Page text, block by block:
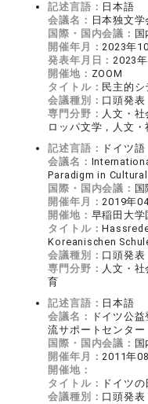
記述言語： 日本語
会議名： 日本独文
国際・国内会議：
開催年月：2023年
発表年月日：2023
開催地： ZOOM
タイトル： 民主的
会議種別： 口頭発表
専門分野： 人文・
ロッパ文学，人文
記述言語： ドイツ語
会議名：
Paradigm in
国際・国内会議：
開催年月：2019年
開催地： 早稲田大学
タイトル：
Koreanischen
会議種別： 口頭発表
専門分野： 人文・
育
記述言語： 日本語
会議名：
ドイツ公
流サポートセンタ
国際・国内会議：
開催年月：2011年
開催地：
タイトル： ドイツ
会議種別： 口頭発表